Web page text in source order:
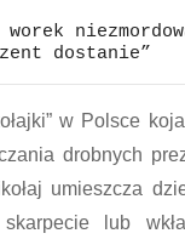
worek
dostanie”
w Polsce
drobnych
umieszcza
lub